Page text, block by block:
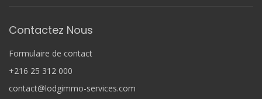
Contactez Nous
Formulaire de contact
+216 25 312 000
contact@lodgimmo-services.com